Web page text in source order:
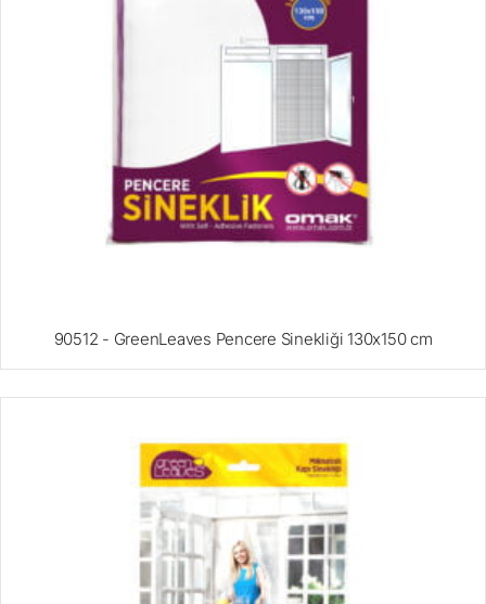
90512 - GreenLeaves Pencere Sinekliği 130x150 cm